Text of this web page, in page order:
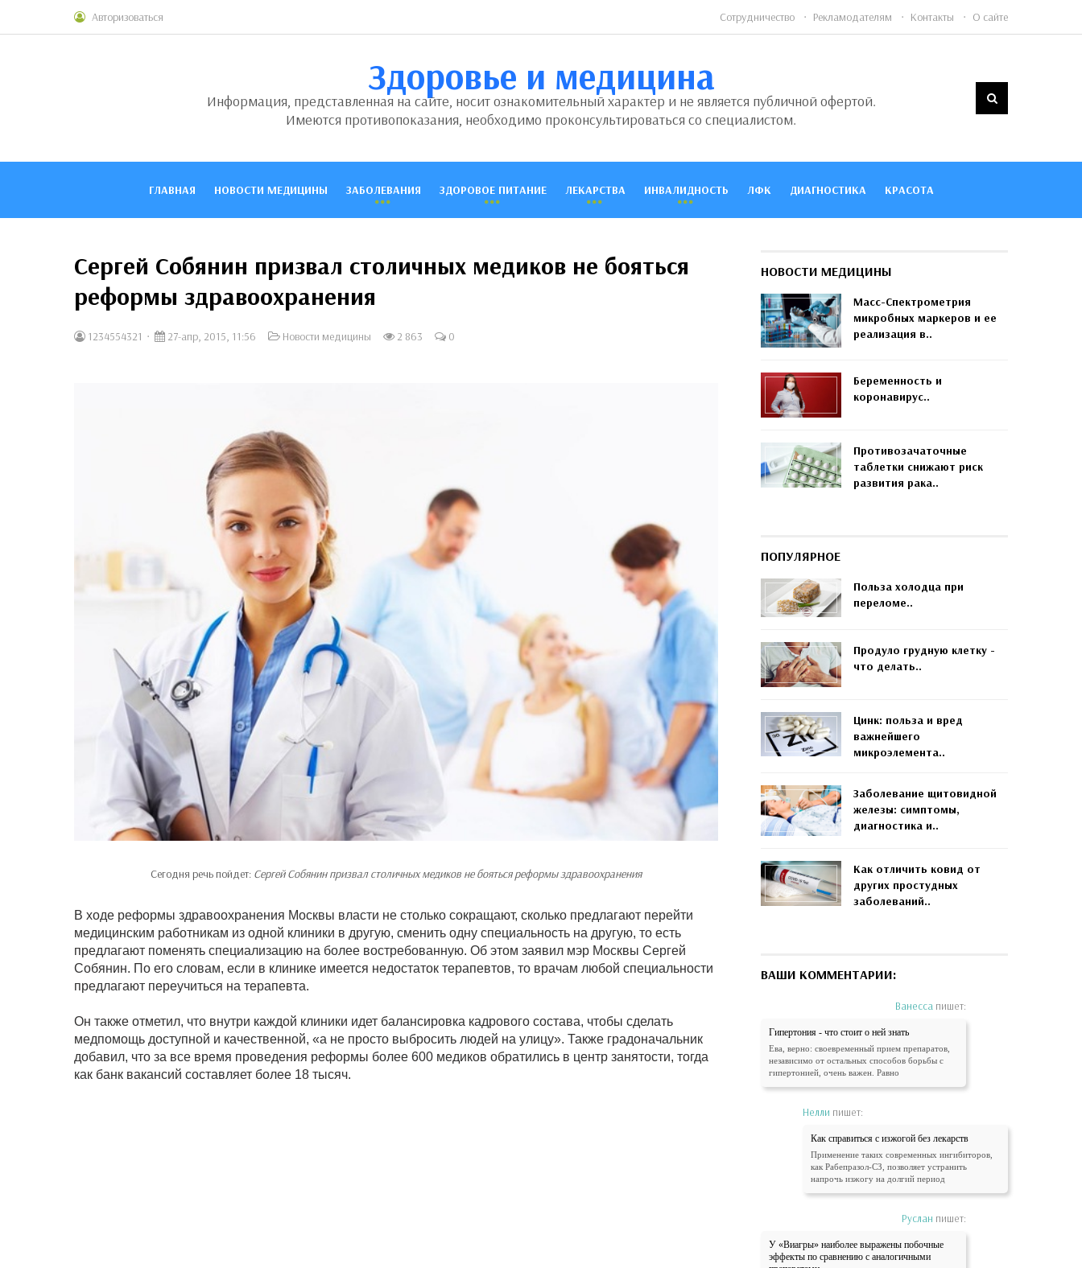
Авторизоваться Сотрудничество Рекламодателям Контакты О сайте
Здоровье и медицина
Информация, представленная на сайте, носит ознакомительный характер и не является публичной офертой.
Имеются противопоказания, необходимо проконсультироваться со специалистом.
ГЛАВНАЯ НОВОСТИ МЕДИЦИНЫ ЗАБОЛЕВАНИЯ ЗДОРОВОЕ ПИТАНИЕ ЛЕКАРСТВА ИНВАЛИДНОСТЬ ЛФК ДИАГНОСТИКА КРАСОТА
Сергей Собянин призвал столичных медиков не бояться
реформы здравоохранения
1234554321 27-апр, 2015, 11:56 Новости медицины 2 863 0
Сегодня речь пойдет: Сергей Собянин призвал столичных медиков не бояться реформы здравоохранения
В ходе реформы здравоохранения Москвы власти не столько сокращают, сколько предлагают перейти
медицинским работникам из одной клиники в другую, сменить одну специальность на другую, то есть
предлагают поменять специализацию на более востребованную. Об этом заявил мэр Москвы Сергей
Собянин. По его словам, если в клинике имеется недостаток терапевтов, то врачам любой специальности
предлагают переучиться на терапевта.
Он также отметил, что внутри каждой клиники идет балансировка кадрового состава, чтобы сделать
медпомощь доступной и качественной, «а не просто выбросить людей на улицу». Также градоначальник
добавил, что за все время проведения реформы более 600 медиков обратились в центр занятости, тогда
как банк вакансий составляет более 18 тысяч.
НОВОСТИ МЕДИЦИНЫ
Масс-Спектрометрия
микробных маркеров и ее
реализация в..
Беременность и
коронавирус..
Противозачаточные
таблетки снижают риск
развития рака..
ПОПУЛЯРНОЕ
Польза холодца при
переломе..
Продуло грудную клетку -
что делать..
Цинк: польза и вред
важнейшего
микроэлемента..
Заболевание щитовидной
железы: симптомы,
диагностика и..
Как отличить ковид от
других простудных
заболеваний..
ВАШИ КОММЕНТАРИИ:
Ванесса пишет:
Гипертония - что стоит о ней знать
Ева, верно: своевременный прием препаратов,
независимо от остальных способов борьбы с
гипертонией, очень важен. Равно
Нелли пишет:
Как справиться с изжогой без лекарств
Применение таких современных ингибиторов,
как Рабепразол-СЗ, позволяет устранить
напрочь изжогу на долгий период
Руслан пишет:
У «Виагры» наиболее выражены побочные
эффекты по сравнению с аналогичными